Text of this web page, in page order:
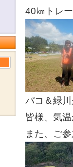
40㎞トレ
パコ＆緑
皆様、気
また、ご